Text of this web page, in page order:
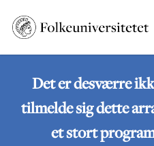
Det er desværre
tilmelde sig dette
et stort